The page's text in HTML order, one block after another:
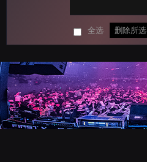
全选 删除所选